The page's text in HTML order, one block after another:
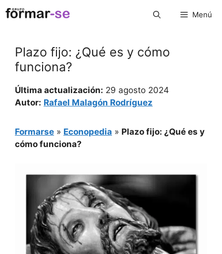
Saltar
al
Menú
Plazo fijo: ¿Qué es y cómo
funciona?
Última actualización: 29 agosto 2024
Autor: Rafael Malagón Rodríguez
Formarse » Econopedia » Plazo fijo: ¿Qué es y
cómo funciona?